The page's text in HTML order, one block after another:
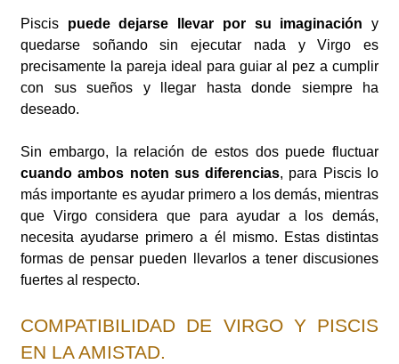
Piscis puede dejarse llevar por su imaginación y
quedarse soñando sin ejecutar nada y Virgo es
precisamente la pareja ideal para guiar al pez a cumplir
con sus sueños y llegar hasta donde siempre ha
deseado.
Sin embargo, la relación de estos dos puede fluctuar
cuando ambos noten sus diferencias, para Piscis lo
más importante es ayudar primero a los demás, mientras
que Virgo considera que para ayudar a los demás,
necesita ayudarse primero a él mismo. Estas distintas
formas de pensar pueden llevarlos a tener discusiones
fuertes al respecto.
COMPATIBILIDAD DE VIRGO Y PISCIS
EN LA AMISTAD.